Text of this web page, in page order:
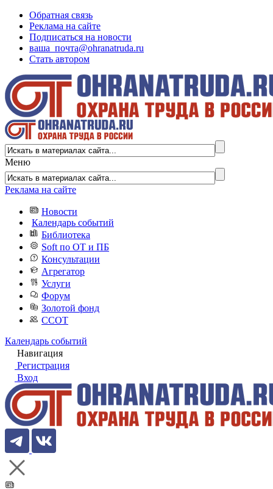
Обратная связь
Реклама на сайте
Подписаться на новости
ваша_почта@ohranatruda.ru
Стать автором
Меню
Реклама на сайте
Новости
Календарь событий
Библиотека
Soft по ОТ и ПБ
Консультации
Агрегатор
Услуги
Форум
Золотой фонд
ССОТ
Календарь событий
Навигация
Регистрация
Вход